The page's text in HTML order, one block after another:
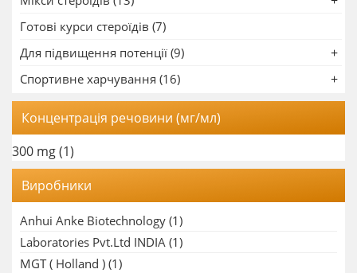
Готові курси стероїдів (7)
Для підвищення потенції (9)
Спортивне харчування (16)
Концентрація речовини (мг/мл)
300 mg(1)
Виробники
Anhui Anke Biotechnology (1)
Laboratories Pvt.Ltd INDIA (1)
MGT ( Holland ) (1)